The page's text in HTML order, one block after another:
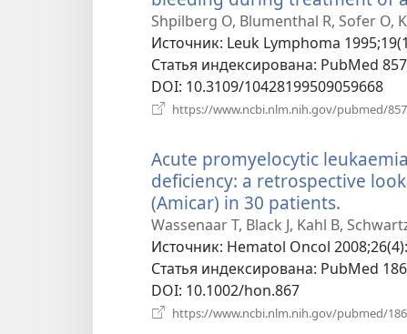
Shpilberg O, Blumenthal R, Sofer O,
Источник‎: Leuk Lymphoma
Статья индексирована‎: PubMed
DOI‎: 10.3109/10428199509059668
https://www.ncbi.nlm.nih.gov/pubmed/
Acute promyelocytic
deficiency: a retrospective
(Amicar) in 30 patients.
в
новом
окне)
Wassenaar T, Black J, Kahl B,
Источник‎: Hematol Oncol
Статья индексирована‎: PubMed
DOI‎: 10.1002/hon.867
https://www.ncbi.nlm.nih.gov/pubmed/